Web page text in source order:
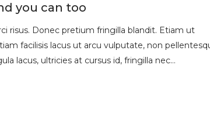
you can too
risus. Donec pretium fringilla blandit. Etiam ut
facilisis lacus ut arcu vulputate, non
lacus, ultricies at cursus id, fringilla nec…